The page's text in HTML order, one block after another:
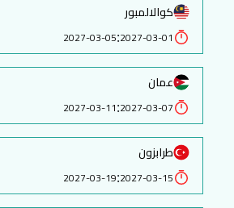
كوالالمبور
2027-03-01
:
2027-03-05
عمان
2027-03-07
:
2027-03-11
طرابزون
2027-03-15
:
2027-03-19